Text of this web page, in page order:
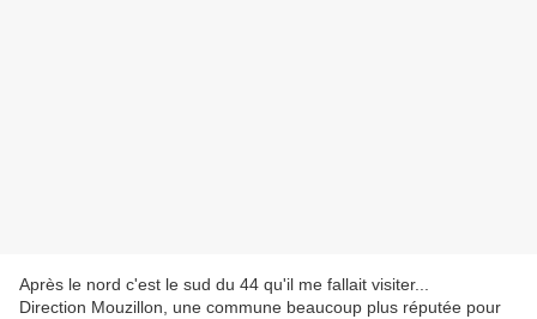
Après le nord c'est le sud du 44 qu'il me fallait visiter...
Direction Mouzillon, une commune beaucoup plus réputée pour